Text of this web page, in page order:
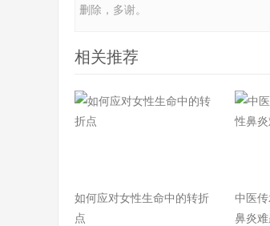
删除，多谢。
相关推荐
如何应对女性生命中的转折
点
中医
鼻炎